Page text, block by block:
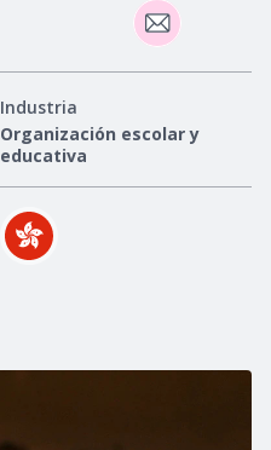
Industria
Organización escolar y
educativa